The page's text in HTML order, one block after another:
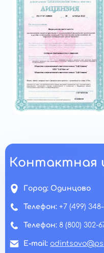
Контактная
Город: Одинцово
Телефон: +7 (499) 348-
Телефон: 8 (800) 302-
E-mail: